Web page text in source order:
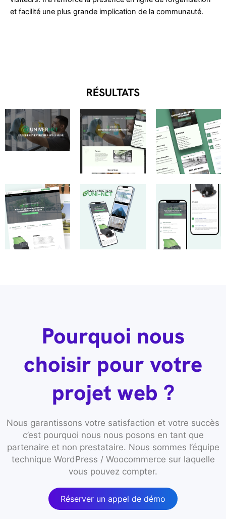
et facilité une plus grande implication de la communauté.
RÉSULTATS
Pourquoi nous
choisir pour votre
projet web ?
Nous garantissons votre satisfaction et votre succès
c’est pourquoi nous nous posons en tant que
partenaire et non prestataire. Nous sommes l’équipe
technique WordPress / Woocommerce sur laquelle
vous pouvez compter.
Réserver un appel de démo